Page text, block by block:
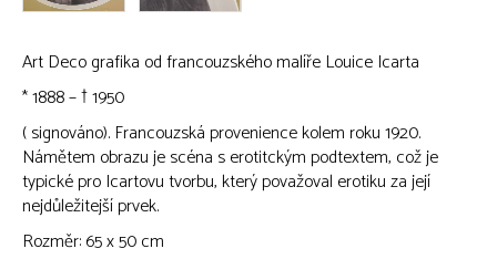
Art Deco grafika od francouzského malíře Louice Icarta
* 1888 – † 1950
( signováno). Francouzská provenience kolem roku 1920.
Námětem obrazu je scéna s erotitckým podtextem, což je
typické pro Icartovu tvorbu, který považoval erotiku za její
nejdůležitejší prvek.
Rozměr: 65 x 50 cm